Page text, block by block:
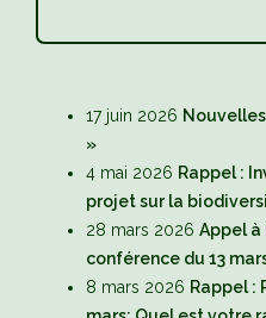
17 juin 2026
»
4 mai 2026 Rappel :
projet sur la
28 mars 2026 Appel à
conférence du 13
8 mars 2026 Rappel :